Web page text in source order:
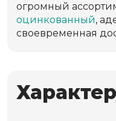
огромный
оцинкованный,
своевременная